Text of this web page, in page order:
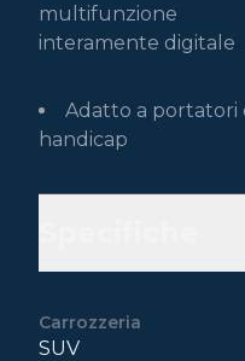
multifunzione
interamente digitale
Adatto a portatori di
handicap
Carrozzeria
SUV